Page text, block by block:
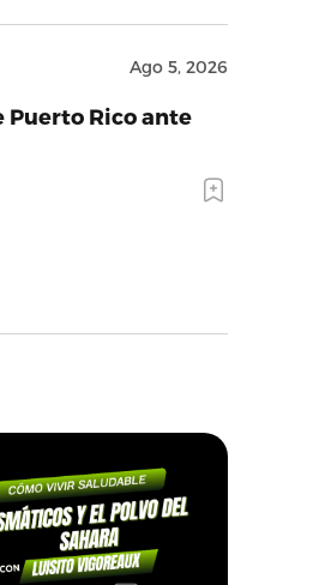
Ago 5, 2026
Puerto Rico ante